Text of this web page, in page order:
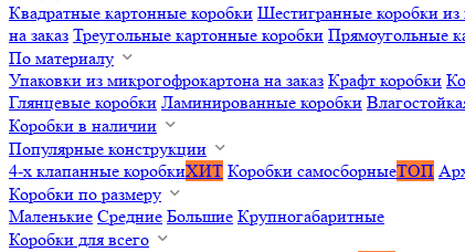
Квадратные картонные коробки Шестигранные коробки из
на заказ Треугольные картонные коробки Прямоугольные
По материалу
Упаковки из микрогофрокартона на заказ Крафт коробки
Глянцевые коробки Ламинированные коробки
Коробки в наличии
Популярные конструкции
4-х клапанные коробкиХИТ Коробки самосборныеТОП
Коробки по размеру
Маленькие Средние Большие Крупногабаритные
Коробки для всего